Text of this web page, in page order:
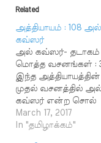
Related
அத்தியாயம் : 108 அல்
கவ்ஸர்
அல் கவ்ஸர்- தடாகம்
மொத்த வசனங்கள் :
இந்த அத்தியாயத்தின்
முதல் வசனத்தில்
கவ்ஸர் என்ற சொல்
இடம் பெற்றிருப்பதால்
அதுவே இந்த
March 17, 2017
In "தமிழாக்கம்"